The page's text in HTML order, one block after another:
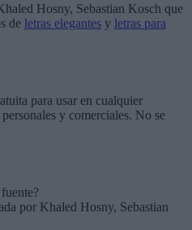
Hosny, Sebastian Kosch que
de letras elegantes y letras para
para usar en cualquier
y comerciales. No se
por Khaled Hosny, Sebastian